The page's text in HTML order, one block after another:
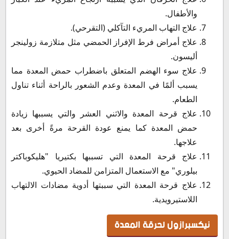
والأطفال.
علاج التهاب المريء التآكلي (التقرحي).
علاج أمراض فرط الإفراز الحمضي مثل متلازمة زولينجر
أليسون.
علاج سوء الهضم المتعلق باضطراب حمض المعدة مما
يسبب ألمًا في المعدة وعدم الشعور بالراحة أثناء تناول
الطعام.
علاج قرحة المعدة والاثني العشر والتي يسببها زيادة
حمض المعدة كما يمنع عودة القرحة مرةً أخرى بعد
علاجها.
علاج قرحة المعدة التي تسببها بكتيريا "هليكوباكتر
بيلوري" مع الاستعمال المتزامن للمضاد الحيوي.
علاج قرحة المعدة التي سببتها أدوية مضادات الالتهاب
اللاستيرويدية.
نيكسبرازول لحرقة المعدة